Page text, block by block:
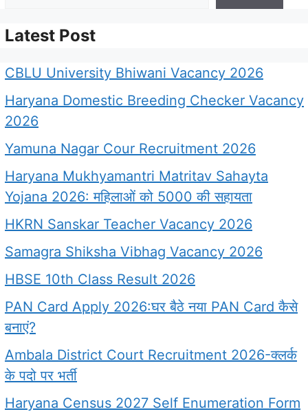
Latest Post
CBLU University Bhiwani Vacancy 2026
Haryana Domestic Breeding Checker Vacancy
2026
Yamuna Nagar Cour Recruitment 2026
Haryana Mukhyamantri Matritav Sahayta
Yojana 2026: महिलाओं को 5000 की सहायता
HKRN Sanskar Teacher Vacancy 2026
Samagra Shiksha Vibhag Vacancy 2026
HBSE 10th Class Result 2026
PAN Card Apply 2026:घर बैठे नया PAN Card कैसे
बनाएं?
Ambala District Court Recruitment 2026-क्लर्क
के पदो पर भर्ती
Haryana Census 2027 Self Enumeration Form